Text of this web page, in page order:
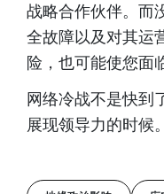
战略合作伙伴。而
全故障以及对其运
险，也可能使您面
网络冷战不是快到
展现领导力的时候。